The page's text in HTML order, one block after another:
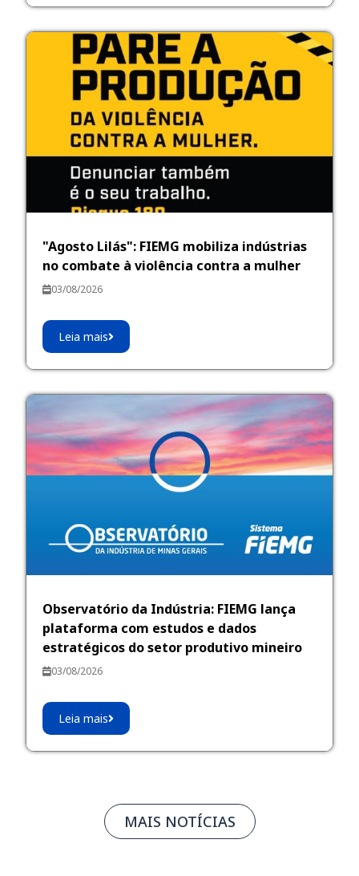
"Agosto Lilás": FIEMG mobiliza indústrias
no combate à violência contra a mulher
03/08/2026
Leia mais
Observatório da Indústria: FIEMG lança
plataforma com estudos e dados
estratégicos do setor produtivo mineiro
03/08/2026
Leia mais
MAIS NOTÍCIAS